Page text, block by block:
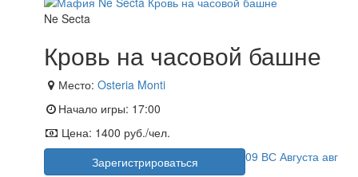
Ne Secta
Кровь на часовой башне
Место: Osteria Monti
Начало игры: 17:00
Цена: 1400 руб./чел.
Зарегистрироваться
09 ВС Августа авг